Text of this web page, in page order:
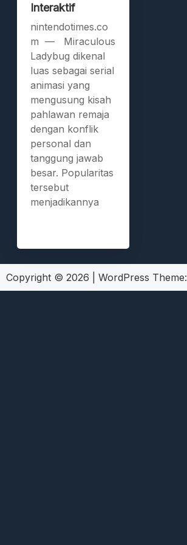
Interaktif
nintendotimes.co
m — Miraculous
Ladybug dikenal
luas sebagai serial
animasi yang
mengusung kisah
pahlawan remaja
dengan konflik
personal dan
tanggung jawab
besar. Popularitas
tersebut
menjadikannya
Copyright © 2026 WordPress Theme: